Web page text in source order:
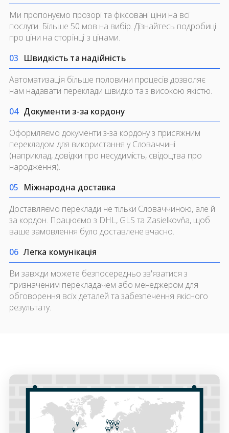
Ми пропонуємо прозорі та фіксовані ціни на всі
послуги. Більше 50 мов на вибір. Дізнайтесь подробиці
про ціни на сторінці з цінами.
03 Швидкість та надійність
Автоматизація більше половини процесів дозволяє
нам надавати переклади швидко та з високою якістю.
04 Документи з-за кордону
Оформляємо документи з-за кордону з присяжним
перекладом для використання у Словаччині
(наприклад, довідки про несудимість, свідоцтва про
народження).
05 Міжнародна доставка
Доставляємо переклади не тільки Словаччиною, але й
за кордон. Працюємо з DHL, GLS та Zasielkovňa, щоб
ваше замовлення було доставлене вчасно.
06 Легка комунікація
Ви завжди можете безпосередньо зв'язатися з
призначеним перекладачем або менеджером для
обговорення всіх деталей та забезпечення якісного
результату.